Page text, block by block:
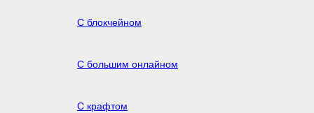
С блокчейном
С большим онлайном
С крафтом